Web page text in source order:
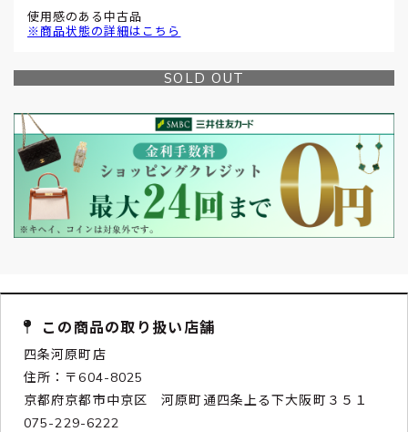
使用感のある中古品
※商品状態の詳細はこちら
SOLD OUT
この商品の取り扱い店舗
四条河原町店
住所：〒604-8025
京都府京都市中京区 河原町通四条上る下大阪町３５１
075-229-6222